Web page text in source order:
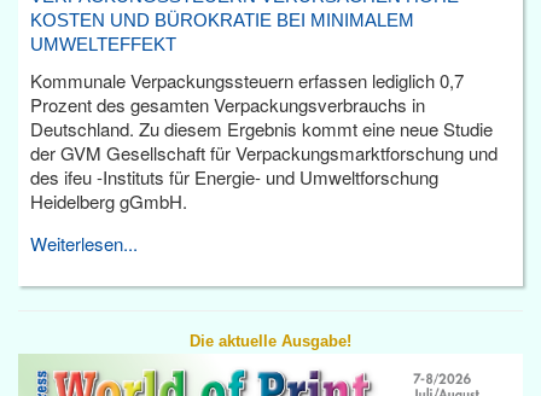
KOSTEN UND BÜROKRATIE BEI MINIMALEM
UMWELTEFFEKT
Kommunale Verpackungssteuern erfassen lediglich 0,7
Prozent des gesamten Verpackungsverbrauchs in
Deutschland. Zu diesem Ergebnis kommt eine neue Studie
der GVM Gesellschaft für Verpackungsmarktforschung und
des ifeu -Instituts für Energie- und Umweltforschung
Heidelberg gGmbH.
Weiterlesen...
Die aktuelle Ausgabe!